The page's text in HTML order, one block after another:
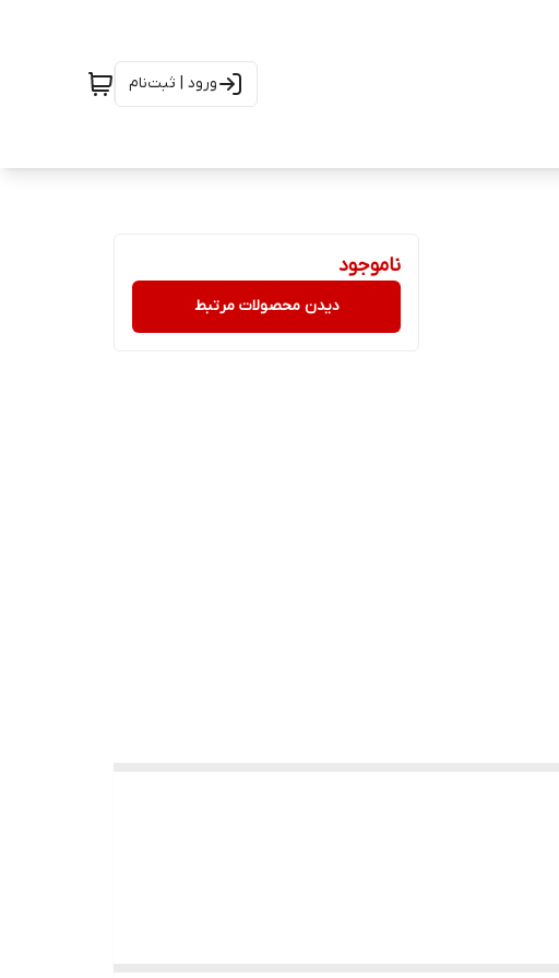
ورود | ثبت‌نام
ناموجود
دیدن محصولات مرتبط